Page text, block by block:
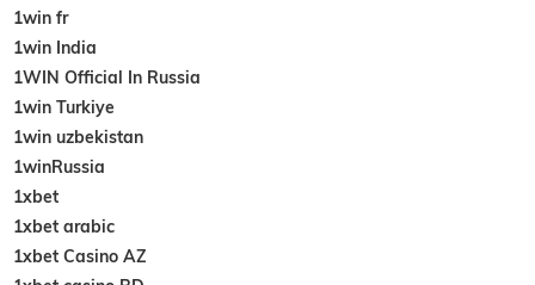
1win fr
1win India
1WIN Official In Russia
1win Turkiye
1win uzbekistan
1winRussia
1xbet
1xbet arabic
1xbet Casino AZ